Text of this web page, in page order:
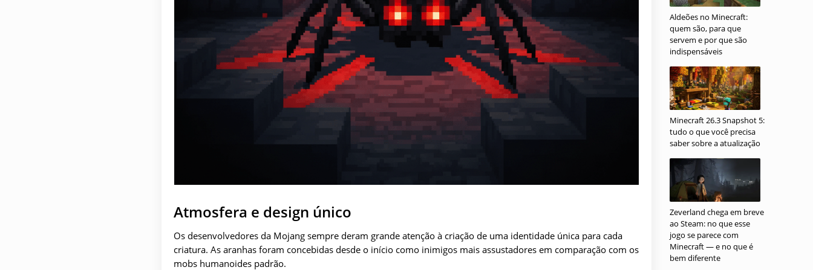
Atmosfera e design único
Os desenvolvedores da Mojang sempre deram grande atenção à criação de uma identidade única para cada
criatura. As aranhas foram concebidas desde o início como inimigos mais assustadores em comparação com os
mobs humanoides padrão.
Aldeões no Minecraft:
quem são, para que
servem e por que são
indispensáveis
Minecraft 26.3 Snapshot 5:
tudo o que você precisa
saber sobre a atualização
Zeverland chega em breve
ao Steam: no que esse
jogo se parece com
Minecraft — e no que é
bem diferente